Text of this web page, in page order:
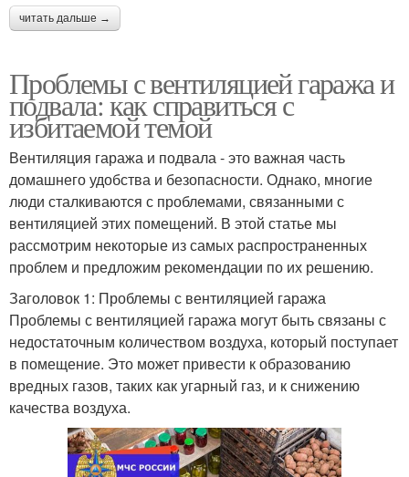
читать дальше →
Проблемы с вентиляцией гаража и
подвала: как справиться с
избитаемой темой
Вентиляция гаража и подвала - это важная часть
домашнего удобства и безопасности. Однако, многие
люди сталкиваются с проблемами, связанными с
вентиляцией этих помещений. В этой статье мы
рассмотрим некоторые из самых распространенных
проблем и предложим рекомендации по их решению.
Заголовок 1: Проблемы с вентиляцией гаража
Проблемы с вентиляцией гаража могут быть связаны с
недостаточным количеством воздуха, который поступает
в помещение. Это может привести к образованию
вредных газов, таких как угарный газ, и к снижению
качества воздуха.